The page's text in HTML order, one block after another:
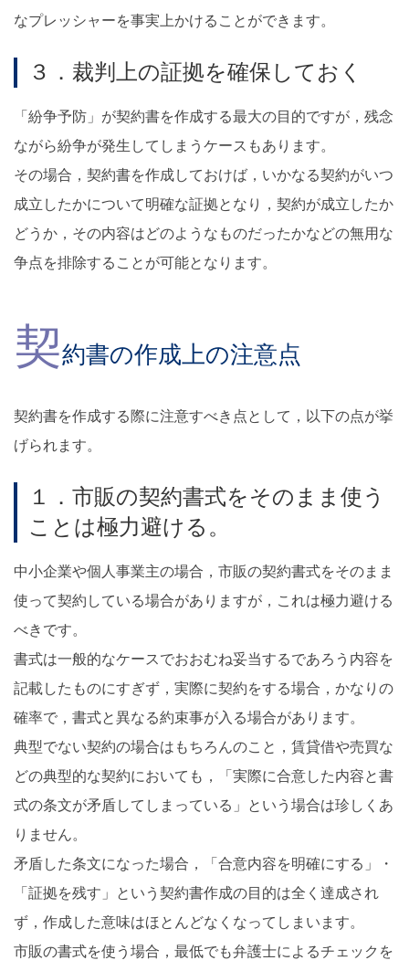
なプレッシャーを事実上かけることができます。
３．裁判上の証拠を確保しておく
「紛争予防」が契約書を作成する最大の目的ですが，残念
ながら紛争が発生してしまうケースもあります。
その場合，契約書を作成しておけば，いかなる契約がいつ
成立したかについて明確な証拠となり，契約が成立したか
どうか，その内容はどのようなものだったかなどの無用な
争点を排除することが可能となります。
契約書の作成上の注意点
契約書を作成する際に注意すべき点として，以下の点が挙
げられます。
１．市販の契約書式をそのまま使う
ことは極力避ける。
中小企業や個人事業主の場合，市販の契約書式をそのまま
使って契約している場合がありますが，これは極力避ける
べきです。
書式は一般的なケースでおおむね妥当するであろう内容を
記載したものにすぎず，実際に契約をする場合，かなりの
確率で，書式と異なる約束事が入る場合があります。
典型でない契約の場合はもちろんのこと，賃貸借や売買な
どの典型的な契約においても，「実際に合意した内容と書
式の条文が矛盾してしまっている」という場合は珍しくあ
りません。
矛盾した条文になった場合，「合意内容を明確にする」・
「証拠を残す」という契約書作成の目的は全く達成され
ず，作成した意味はほとんどなくなってしまいます。
市販の書式を使う場合，最低でも弁護士によるチェックを